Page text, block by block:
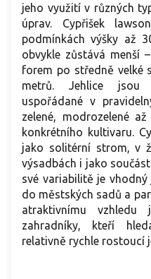
jeho využití v různých
úprav. Cypřišek
podmínkách výšky až
obvykle zůstává menší
forem po středně velké
metrů. Jehlice jsou
uspořádané v
zelené, modrozelené
konkrétního kultivaru.
jako solitérní strom, v
výsadbách i jako
své variabilitě je
do městských sadů a
atraktivnímu
zahradníky, kteří
relativně rychle rostoucí